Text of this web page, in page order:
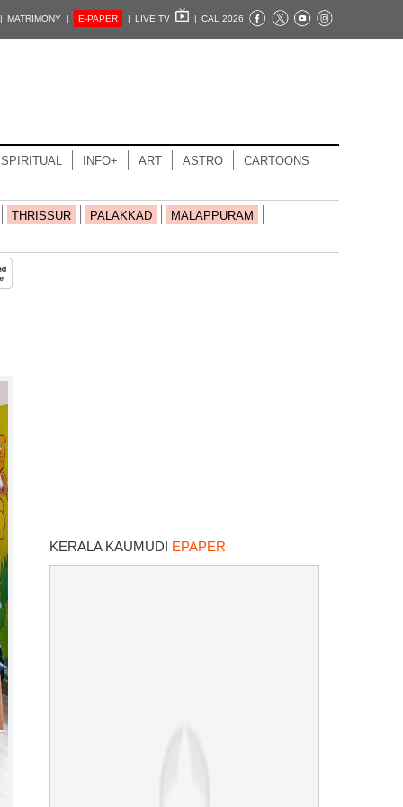
| MATRIMONY | E-PAPER | LIVE TV | CAL 2026
SPIRITUAL INFO+ ART ASTRO CARTOONS
THRISSUR PALAKKAD
MALAPPURAM
KERALA KAUMUDI EPAPER